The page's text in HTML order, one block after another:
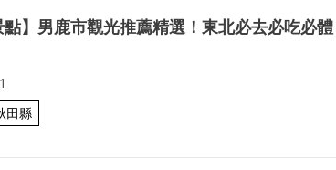
點】男鹿市觀光推薦精選！東北必去必吃必體
田縣